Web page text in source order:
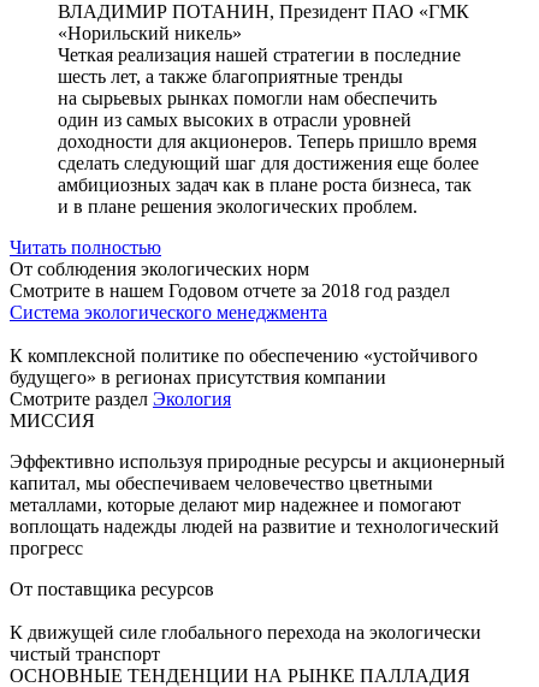
ВЛАДИМИР ПОТАНИН, Президент ПАО «ГМК
«Норильский никель»
Четкая реализация нашей стратегии в последние
шесть лет, а также благоприятные тренды
на сырьевых рынках помогли нам обеспечить
один из самых высоких в отрасли уровней
доходности для акционеров. Теперь пришло время
сделать следующий шаг для достижения еще более
амбициозных задач как в плане роста бизнеса, так
и в плане решения экологических проблем.
Читать полностью
От соблюдения экологических норм
Смотрите в нашем Годовом отчете за 2018 год раздел
Система экологического менеджмента
К комплексной политике по обеспечению «устойчивого
будущего» в регионах присутствия компании
Смотрите раздел Экология
МИССИЯ
Эффективно используя природные ресурсы и акционерный
капитал, мы обеспечиваем человечество цветными
металлами, которые делают мир надежнее и помогают
воплощать надежды людей на развитие и технологический
прогресс
От поставщика ресурсов
К движущей силе глобального перехода на экологически
чистый транспорт
ОСНОВНЫЕ ТЕНДЕНЦИИ НА РЫНКЕ ПАЛЛАДИЯ